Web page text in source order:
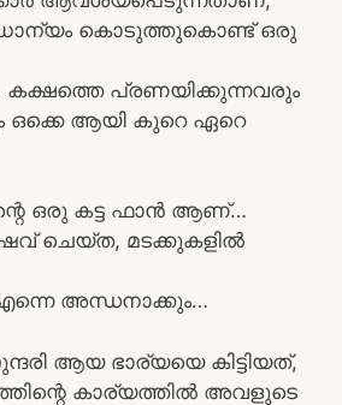
കൊടുത്തുകൊണ്ട് ഒരു
പ്രണയിക്കുന്നവരും
ഒക്കെ ആയി കുറെ ഏറെ
ഒരു കട്ട ഫാൻ ആണ്…
ചെയ്‌ത, മടക്കുകളിൽ
അന്ധനാക്കും…
ആയ ഭാര്യയെ കിട്ടിയത്,
കാര്യത്തിൽ അവളുടെ